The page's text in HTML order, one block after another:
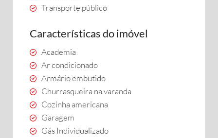
Transporte público
Características do imóvel
Academia
Ar condicionado
Armário embutido
Churrasqueira na varanda
Cozinha americana
Garagem
Gás Individualizado